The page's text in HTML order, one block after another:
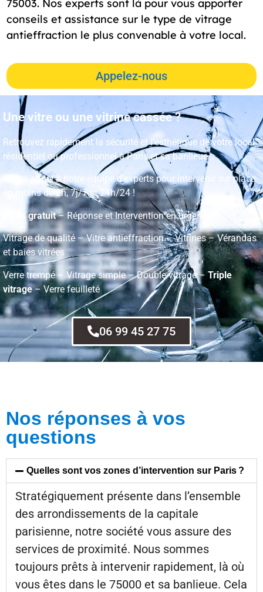
75003. Nos experts sont là pour vous apporter
conseils et assistance sur le type de vitrage
antieffraction le plus convenable à votre local.
Appelez-nous
Une vitre ou une vitrine cassée ?
Retrouvez rapidement la sécurité et l’esthétique de votre local
résidentiel ou professionnel à Paris et sa banlieue…
Faites appel à notre équipe d’experts pour intervenir sur place
en moins de 2h, 7j/7 et 24h/24 !
Devis gratuit– Réponse et Intervention en urgence
Vitrage de qualité – Vitre antieffraction – Vitrines – Vérandas
et baies vitrées
Verre trempé – Vitrage simple – Double vitrage – Triple
vitrage– Verre feuilleté
06 99 45 27 75
Nos réponses à vos
questions
Quelles sont vos zones d’intervention sur Paris ?
Stratégiquement présente dans l’ensemble
des arrondissements de la capitale
parisienne, notre société vous assure des
services de proximité. Nous sommes
toujours prêts à intervenir rapidement, là où
vous êtes dans le 75000 et sa banlieue. Cela